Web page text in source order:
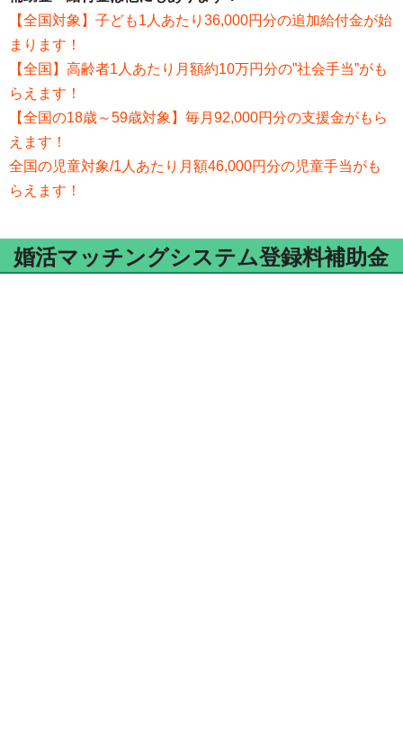
【全国対象】子ども1人あたり36,000円分の追加給付金が始
まります！
【全国】高齢者1人あたり月額約10万円分の”社会手当”がも
らえます！
【全国の18歳～59歳対象】毎月92,000円分の支援金がもら
えます！
全国の児童対象/1人あたり月額46,000円分の児童手当がも
らえます！
婚活マッチングシステム登録料補助金